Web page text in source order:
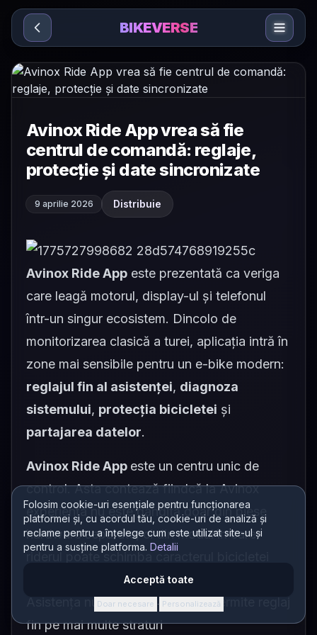
Sari la conținut
Folosim cookie-uri esențiale pentru funcționarea
platformei și, cu acordul tău, cookie-uri de analiză și
reclame pentru a înțelege cum este utilizat site-ul și
pentru a susține platforma. Detalii
Acceptă toate
Doar necesare · Personalizează
BIKEVERSE
Avinox Ride App vrea să fie
centrul de comandă: reglaje,
protecție și date sincronizate
9 aprilie 2026 Distribuie
Avinox Ride App este prezentată ca veriga
care leagă motorul, display-ul și telefonul
într-un singur ecosistem. Dincolo de
monitorizarea clasică a turei, aplicația intră în
zone mai sensibile pentru un e-bike modern:
reglajul fin al asistenței, diagnoza
sistemului, protecția bicicletei și
partajarea datelor.
Avinox Ride App este un centru unic de
control. Asta contează fiindcă la Avinox
experiența nu este gândită doar din piese
hardware separate, ci din modul în care
riderul poate schimba caracterul bicicletei
direct din telefon și din cockpit.
Asistența nu este fixă: aplicația permite reglaj
fin pe mai multe straturi